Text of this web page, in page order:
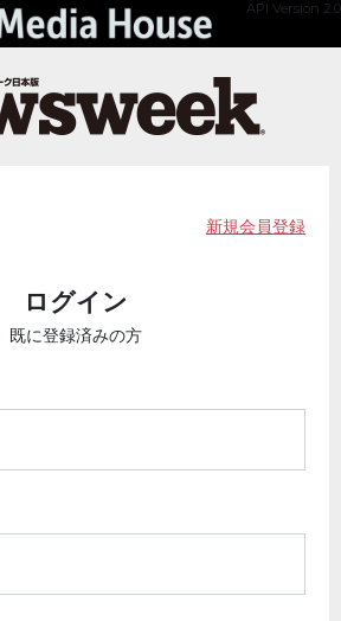
API Version 2.0
新規会員登録
ログイン
既に登録済みの方